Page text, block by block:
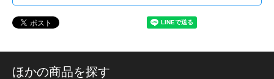
ほかの商品を探す